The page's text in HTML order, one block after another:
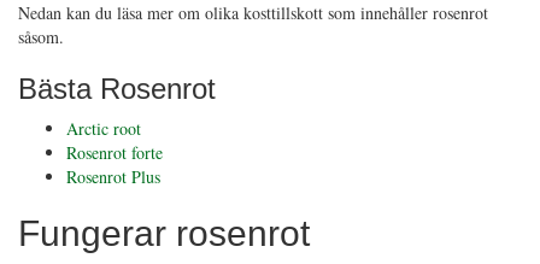
Nedan kan du läsa mer om olika kosttillskott som innehåller rosenrot
såsom.
Bästa Rosenrot
Arctic root
Rosenrot forte
Rosenrot Plus
Fungerar rosenrot